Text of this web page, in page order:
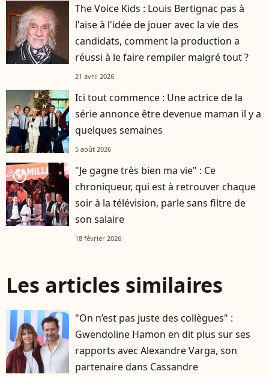
The Voice Kids : Louis Bertignac pas à
l'aise à l'idée de jouer avec la vie des
candidats, comment la production a
réussi à le faire rempiler malgré tout ?
21 avril 2026
Ici tout commence : Une actrice de la
série annonce être devenue maman il y a
quelques semaines
5 août 2026
player2
"Je gagne très bien ma vie" : Ce
chroniqueur, qui est à retrouver chaque
soir à la télévision, parle sans filtre de
son salaire
18 février 2026
Les articles similaires
"On n’est pas juste des collègues" :
Gwendoline Hamon en dit plus sur ses
rapports avec Alexandre Varga, son
partenaire dans Cassandre